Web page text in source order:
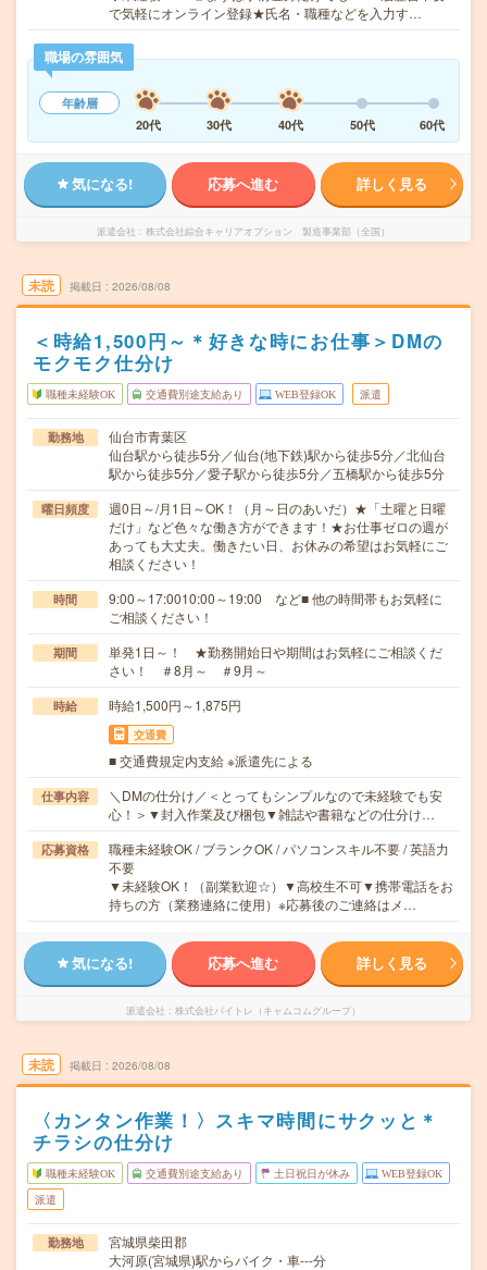
で気軽にオンライン登録★氏名・職種などを入力す…
職場の雰囲気
年齢層
20代
30代 40代 50代 60代
気になる! 応募へ進む 詳しく見る
派遣会社 株式会社綜合キャリアオプション 製造事業部（全国）
未読 掲載日 2026/08/08
＜時給1,500円～＊好きな時にお仕事＞DMの
モクモク仕分け
職種未経験OK 交通費別途支給あり WEB登録OK 派遣
勤務地
仙台市青葉区
仙台駅から徒歩5分／仙台(地下鉄)駅から徒歩5分／北仙台
駅から徒歩5分／愛子駅から徒歩5分／五橋駅から徒歩5分
曜日頻度
週0日～/月1日～OK！（月～日のあいだ）★「土曜と日曜
だけ」など色々な働き方ができます！★お仕事ゼロの週が
あっても大丈夫。働きたい日、お休みの希望はお気軽にご
相談ください！
時間
9:00～17:0010:00～19:00 など■ 他の時間帯もお気軽に
ご相談ください！
期間
単発1日～！ ★勤務開始日や期間はお気軽にご相談くだ
さい！ ＃8月～ ＃9月～
時給 時給1,500円～1,875円
交通費
■ 交通費規定内支給 ※派遣先による
仕事内容
＼DMの仕分け／＜とってもシンプルなので未経験でも安
心！＞▼封入作業及び梱包▼雑誌や書籍などの仕分け…
応募資格
職種未経験OK / ブランクOK / パソコンスキル不要 / 英語力
不要
▼未経験OK！（副業歓迎☆）▼高校生不可▼携帯電話をお
持ちの方（業務連絡に使用）※応募後のご連絡はメ…
気になる! 応募へ進む 詳しく見る
派遣会社 株式会社バイトレ（キャムコムグループ）
未読 掲載日 2026/08/08
〈カンタン作業！〉スキマ時間にサクッと＊
チラシの仕分け
職種未経験OK 交通費別途支給あり 土日祝日が休み WEB登録OK
派遣
勤務地
宮城県柴田郡
大河原(宮城県)駅からバイク・車---分